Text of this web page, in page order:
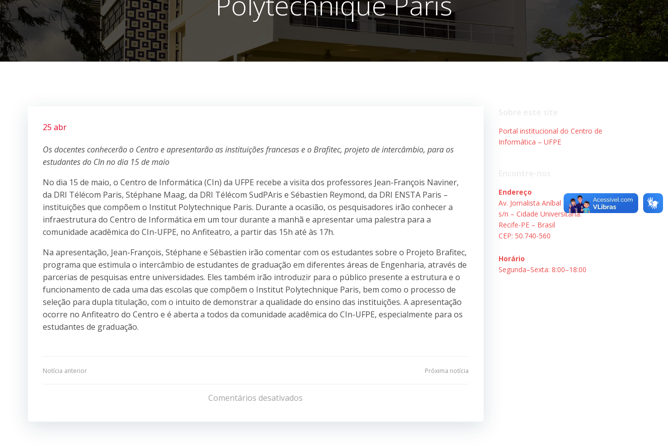
25 abr
Os docentes conhecerão o Centro e apresentarão as instituições francesas e o Brafitec, projeto de intercâmbio, para os
estudantes do CIn no dia 15 de maio
No dia 15 de maio, o Centro de Informática (CIn) da UFPE recebe a visita dos professores Jean-François Naviner,
da DRI Télécom Paris, Stéphane Maag, da DRI Télécom SudPAris e Sébastien Reymond, da DRI ENSTA Paris –
instituições que compõem o Institut Polytechnique Paris. Durante a ocasião, os pesquisadores irão conhecer a
infraestrutura do Centro de Informática em um tour durante a manhã e apresentar uma palestra para a
comunidade acadêmica do CIn-UFPE, no Anfiteatro, a partir das 15h até às 17h.
Na apresentação, Jean-François, Stéphane e Sébastien irão comentar com os estudantes sobre o Projeto Brafitec,
programa que estimula o intercâmbio de estudantes de graduação em diferentes áreas de Engenharia, através de
parcerias de pesquisas entre universidades. Eles também irão introduzir para o público presente a estrutura e o
funcionamento de cada uma das escolas que compõem o Institut Polytechnique Paris, bem como o processo de
seleção para dupla titulação, com o intuito de demonstrar a qualidade do ensino das instituições. A apresentação
ocorre no Anfiteatro do Centro e é aberta a todos da comunidade acadêmica do CIn-UFPE, especialmente para os
estudantes de graduação.
Navegação
Post
Notícia anterior
de
Post
Próxima notícia
Comentários desativados
Portal institucional do Centro de
Informática – UFPE
Endereço
Av. Jornalista Aníbal Fernandes,
s/n – Cidade Universitária.
Recife-PE – Brasil
CEP: 50.740-560
Horário
Segunda–Sexta: 8:00–18:00